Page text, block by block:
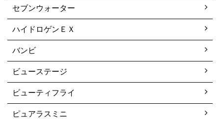
セブンウォーター
ハイドロゲンＥＸ
バンビ
ビューステージ
ビューティフライ
ピュアラスミニ